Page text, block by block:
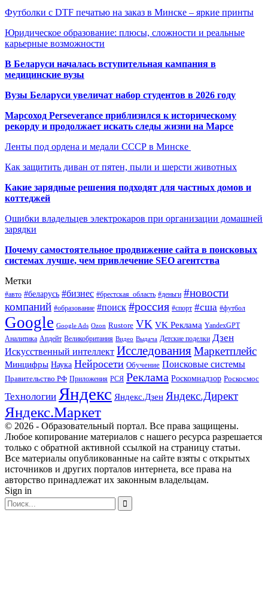
Футболки с DTF печатью на заказ в Минске – яркие принты
Юридическое образование: плюсы, сложности и реальные
карьерные возможности
В Беларуси началась вступительная кампания в
медицинские вузы
Вузы Беларуси увеличат набор студентов в 2026 году
Марсоход Perseverance приблизился к историческому
рекорду и продолжает искать следы жизни на Марсе
Ленты под ордена и медали СССР в Минске
Как защитить диван от пятен, пыли и шерсти животных
Какие зарядные решения подходят для частных домов и
коттеджей
Ошибки владельцев электрокаров при организации домашней
зарядки
Почему самостоятельное продвижение сайта в поисковых
системах лучше, чем привлечение SEO агентства
Метки
#авто #беларусь #бизнес #брестская_область #деньги #новости
компаний #образование #поиск #россия #спорт #сша #футбол
Google Google Ads Ozon Rustore VK VK Реклама YandexGPT
Аналитика Апдейт Великобритания Видео Выдача Детские поделки Дзен
Искусственный интеллект ИсследованияМаркетплейс
Минцифры Наука Нейросети Обучение Поисковые системы
Правительство РФ Приложения РСЯ Реклама Роскомнадзор Роскосмос
Технологии Яндекс Яндекс.Дзен Яндекс.Директ
Яндекс.Маркет
© 2026 - Образовательный портал. Все права защищены.
Любое копирование материалов с нашего ресурса разрешается
только с обратной активной ссылкой на страницу статьи.
Все материалы опубликованные на сайте взяты с открытых
источников и других порталов интернета, все права на
авторство принадлежат их законным владельцам.
Sign in